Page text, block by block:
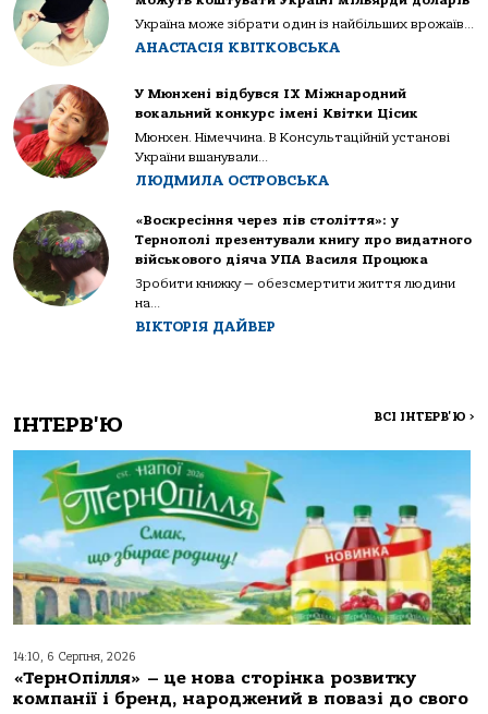
Україна може зібрати один із найбільших врожаїв...
АНАСТАСІЯ КВІТКОВСЬКА
У Мюнхені відбувся IX Міжнародний
вокальний конкурс імені Квітки Цісик
Мюнхен. Німеччина. В Консультаційній установі
України вшанували...
ЛЮДМИЛА ОСТРОВСЬКА
«Воскресіння через пів століття»: у
Тернополі презентували книгу про видатного
військового діяча УПА Василя Процюка
Зробити книжку — обезсмертити життя людини
на...
ВІКТОРІЯ ДАЙВЕР
ІНТЕРВ'Ю ВСІ ІНТЕРВ'Ю >
14:10, 6 Серпня, 2026
«ТернОпілля» – це нова сторінка розвитку
компанії і бренд, народжений в повазі до свого